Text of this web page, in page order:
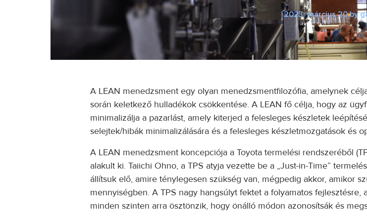
2023. március 20.by
A LEAN menedzsment egy olyan menedzsmentfilozófia, amelynek
során keletkező hulladékok csökkentése. A LEAN fő célja, hogy az
minimalizálja a pazarlást, amely kiterjed a felesleges készletek
selejtek/hibák minimalizálására és a felesleges készletmozgatások és
A LEAN menedzsment koncepciója a Toyota termelési rendszeréből
alakult ki. Taiichi Ohno, a TPS atyja vezette be a „Just-in-Time”
állítsuk elő, amire ténylegesen szükség van, mégpedig akkor, amikor
mennyiségben. A TPS nagy hangsúlyt fektet a folyamatos
minden szinten arra ösztönzik, hogy önálló módon azonosítsák és